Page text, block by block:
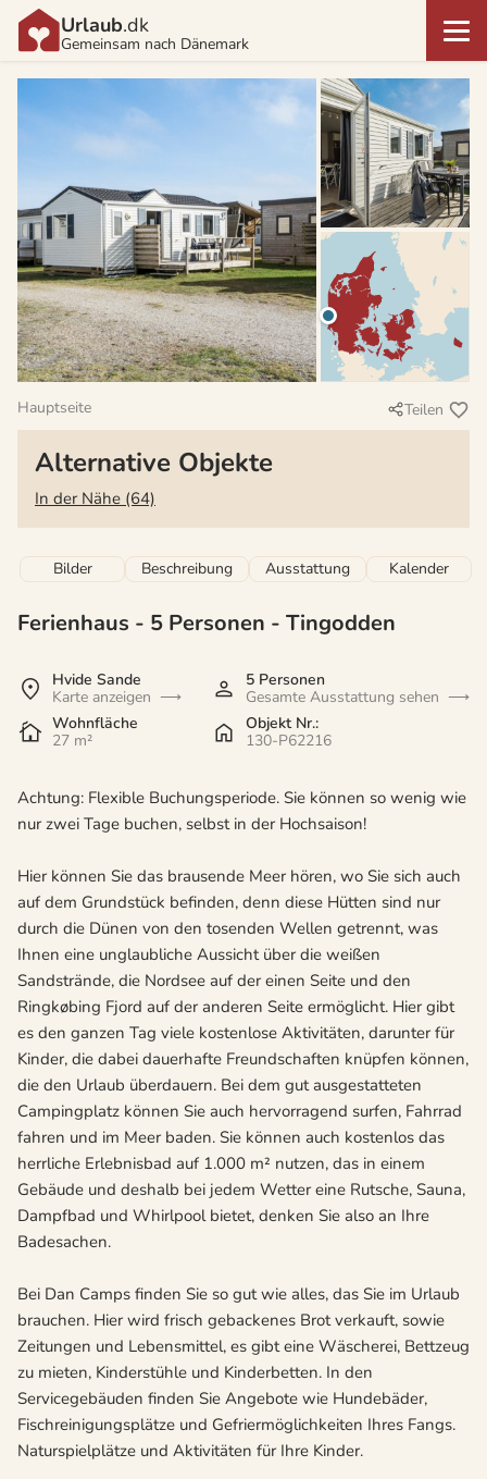
Urlaub.dk
Gemeinsam nach Dänemark
Hauptseite Teilen
Alternative Objekte
In der Nähe (64)
Bilder Beschreibung Ausstattung Kalender
Ferienhaus - 5 Personen - Tingodden
-
Hvide Sande
Karte anzeigen
5 Personen
Gesamte Ausstattung sehen
Wohnfläche
27 m²
Objekt Nr.:
130-P62216
Achtung: Flexible Buchungsperiode. Sie können so wenig wie
nur zwei Tage buchen, selbst in der Hochsaison!
Hier können Sie das brausende Meer hören, wo Sie sich auch
auf dem Grundstück befinden, denn diese Hütten sind nur
durch die Dünen von den tosenden Wellen getrennt, was
Ihnen eine unglaubliche Aussicht über die weißen
Sandstrände, die Nordsee auf der einen Seite und den
Ringkøbing Fjord auf der anderen Seite ermöglicht. Hier gibt
es den ganzen Tag viele kostenlose Aktivitäten, darunter für
Kinder, die dabei dauerhafte Freundschaften knüpfen können,
die den Urlaub überdauern. Bei dem gut ausgestatteten
Campingplatz können Sie auch hervorragend surfen, Fahrrad
fahren und im Meer baden. Sie können auch kostenlos das
herrliche Erlebnisbad auf 1.000 m² nutzen, das in einem
Gebäude und deshalb bei jedem Wetter eine Rutsche, Sauna,
Dampfbad und Whirlpool bietet, denken Sie also an Ihre
Badesachen.
Bei Dan Camps finden Sie so gut wie alles, das Sie im Urlaub
brauchen. Hier wird frisch gebackenes Brot verkauft, sowie
Zeitungen und Lebensmittel, es gibt eine Wäscherei, Bettzeug
zu mieten, Kinderstühle und Kinderbetten. In den
Servicegebäuden finden Sie Angebote wie Hundebäder,
Fischreinigungsplätze und Gefriermöglichkeiten Ihres Fangs.
Naturspielplätze und Aktivitäten für Ihre Kinder.